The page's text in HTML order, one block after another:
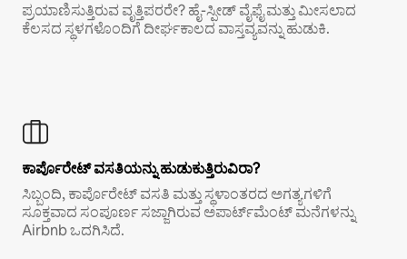
ಪ್ರಯಾಣಿಸುತ್ತಿರುವ ವೃತ್ತಿಪರರೇ? ಹೈ-ಸ್ಪೀಡ್ ವೈಫೈ ಮತ್ತು ಮೀಸಲಾದ
ಕೆಲಸದ ಸ್ಥಳಗಳೊಂದಿಗೆ ದೀರ್ಘಕಾಲದ ವಾಸ್ತವ್ಯವನ್ನು ಹುಡುಕಿ.
ಕಾರ್ಪೊರೇಟ್ ವಸತಿಯನ್ನು ಹುಡುಕುತ್ತಿರುವಿರಾ?
ಸಿಬ್ಬಂದಿ, ಕಾರ್ಪೊರೇಟ್ ವಸತಿ ಮತ್ತು ಸ್ಥಳಾಂತರದ ಅಗತ್ಯಗಳಿಗೆ
ಸೂಕ್ತವಾದ ಸಂಪೂರ್ಣ ಸಜ್ಜಾಗಿರುವ ಅಪಾರ್ಟ್‌ಮೆಂಟ್ ಮನೆಗಳನ್ನು
Airbnb ಒದಗಿಸಿದೆ.